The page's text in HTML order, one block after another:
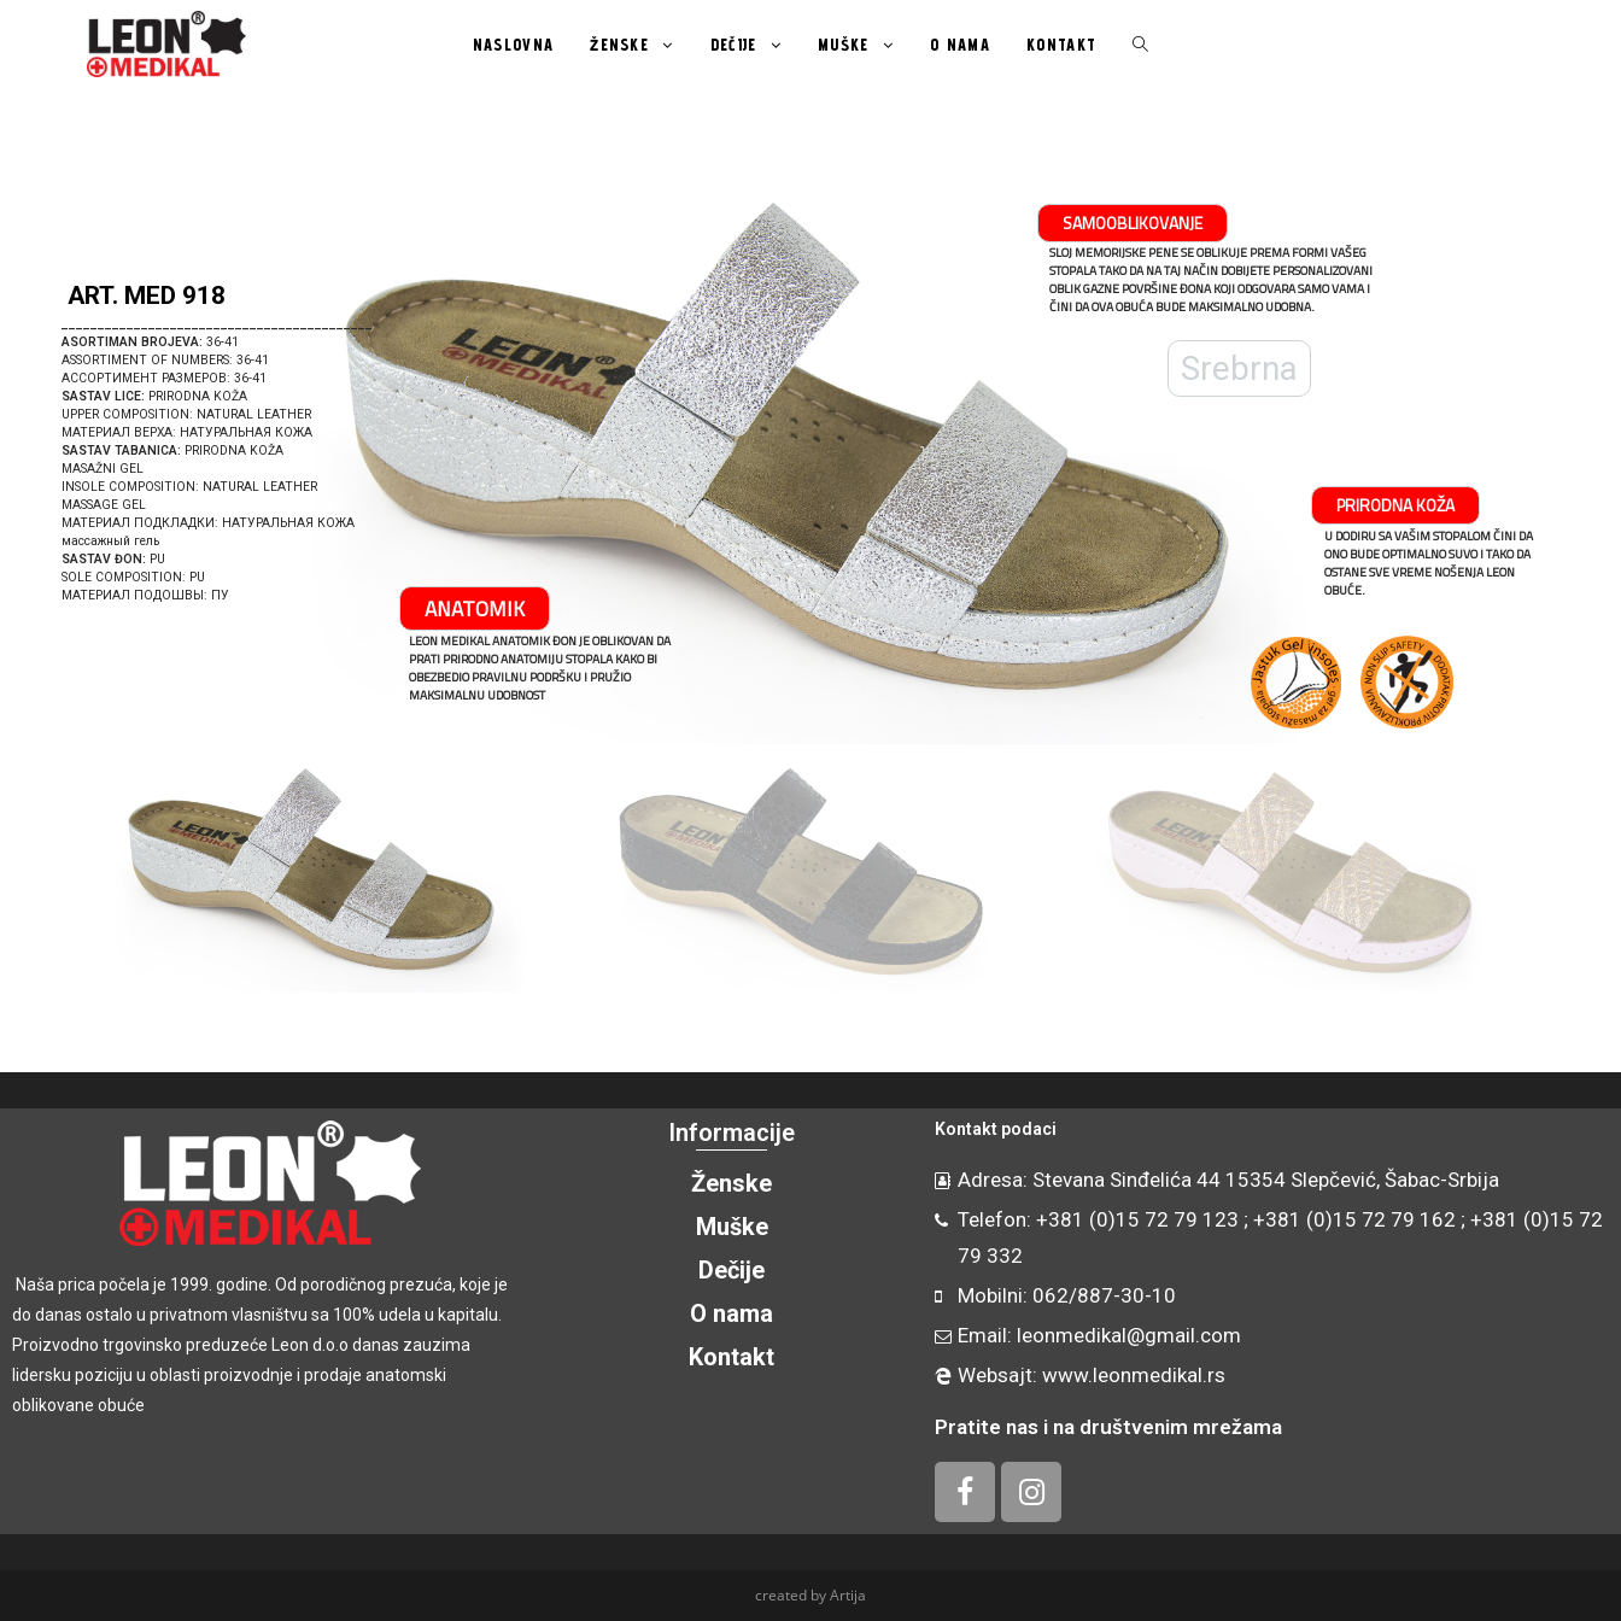
NASLOVNA ŽENSKE DEČIJE MUŠKE O NAMA KONTAKT
___________________________________________
ASORTIMAN BROJEVA: 36-41
ASSORTIMENT OF NUMBERS: 36-41
АССОРТИМЕНТ РАЗМЕРОВ: 36-41
SASTAV LICE: PRIRODNA KOŽA
UPPER COMPOSITION: NATURAL LEATHER
МАТЕРИАЛ ВЕРХА: НАТУРАЛЬНАЯ КОЖА
SASTAV TABANICA: PRIRODNA KOŽA
MASAŽNI GEL
INSOLE COMPOSITION: NATURAL LEATHER
MASSAGE GEL
МАТЕРИАЛ ПОДКЛАДКИ: НАТУРАЛЬНАЯ КОЖА
массажный гель
SASTAV ĐON: PU
SOLE COMPOSITION: PU
МАТЕРИАЛ ПОДОШВЫ: ПУ
Srebrna
SAMOOBLIKOVANJE
ANATOMIK
PRIRODNA KOŽA
SLOJ MEMORIJSKE PENE SE OBLIKUJE PREMA FORMI VAŠEG
STOPALA TAKO DA NA TAJ NAČIN DOBIJETE PERSONALIZOVANI
OBLIK GAZNE POVRŠINE ĐONA KOJI ODGOVARA SAMO VAMA I
ČINI DA OVA OBUĆA BUDE MAKSIMALNO UDOBNA.
LEON MEDIKAL ANATOMIK ĐON JE OBLIKOVAN DA
PRATI PRIRODNO ANATOMIJU STOPALA KAKO BI
OBEZBEDIO PRAVILNU PODRŠKU I PRUŽIO
MAKSIMALNU UDOBNOST
U DODIRU SA VAŠIM STOPALOM ČINI DA
ONO BUDE OPTIMALNO SUVO I TAKO DA
OSTANE SVE VREME NOŠENJA LEON
OBUĆE.
Naša prica počela je 1999. godine. Od porodičnog prezuća, koje je
do danas ostalo u privatnom vlasništvu sa 100% udela u kapitalu.
Proizvodno trgovinsko preduzeće Leon d.o.o danas zauzima
lidersku poziciju u oblasti proizvodnje i prodaje anatomski
oblikovane obuće
Informacije
Ženske
Muške
Dečije
O nama
Kontakt
Kontakt podaci
Adresa: Stevana Sinđelića 44 15354 Slepčević, Šabac-Srbija
Telefon: +381 (0)15 72 79 123 ; +381 (0)15 72 79 162 ; +381 (0)15 72
79 332
Mobilni: 062/887-30-10
Email: leonmedikal@gmail.com
Websajt: www.leonmedikal.rs
Pratite nas i na društvenim mrežama
created by Artija